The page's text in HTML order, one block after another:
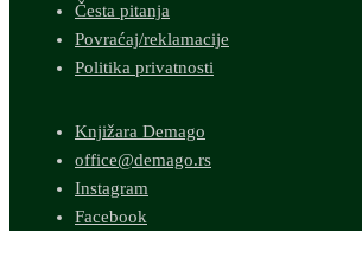
Česta pitanja
Povraćaj/reklamacije
Politika privatnosti
Knjižara Demago
office@demago.rs
Instagram
Facebook